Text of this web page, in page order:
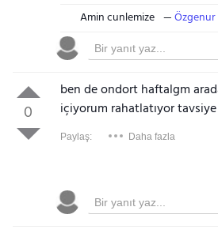
Amin cunlemize Özgenur
0
ben de ondort haftalgm
içiyorum rahatlatıyor
Paylaş: Daha fazla